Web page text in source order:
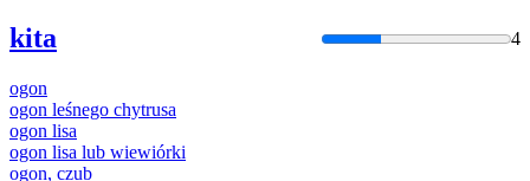
kita 4
ogon
ogon leśnego chytrusa
ogon lisa
ogon lisa lub wiewiórki
ogon, czub